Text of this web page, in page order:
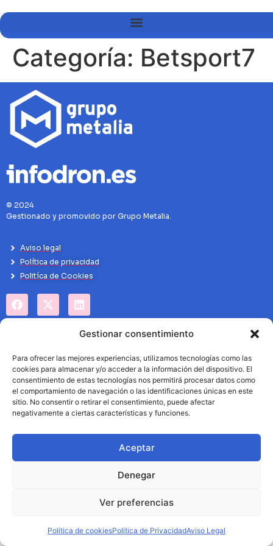
Gestionar consentimiento
Para ofrecer las mejores experiencias, utilizamos tecnologías como las
cookies para almacenar y/o acceder a la información del dispositivo. El
consentimiento de estas tecnologías nos permitirá procesar datos como
el comportamiento de navegación o las identificaciones únicas en este
sitio. No consentir o retirar el consentimiento, puede afectar
negativamente a ciertas características y funciones.
Aceptar
Denegar
Ver preferencias
Política de cookiesPolítica de PrivacidadAviso Legal
Categoría: Betsport7
© 2024
Gestionado y promovido por Grupo Metalia.
Aviso legal
Política de privacidad
Politíca de Cookies